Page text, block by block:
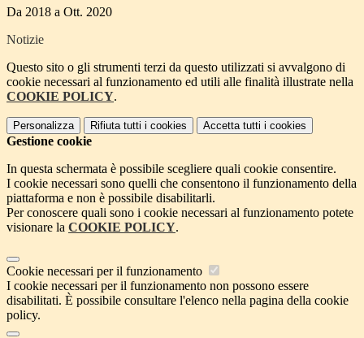
Da 2018 a Ott. 2020
Notizie
Questo sito o gli strumenti terzi da questo utilizzati si avvalgono di
cookie necessari al funzionamento ed utili alle finalità illustrate nella
COOKIE POLICY.
Personalizza Rifiuta tutti i cookies Accetta tutti i cookies
Gestione cookie
In questa schermata è possibile scegliere quali cookie consentire.
I cookie necessari sono quelli che consentono il funzionamento della
piattaforma e non è possibile disabilitarli.
Per conoscere quali sono i cookie necessari al funzionamento potete
visionare la COOKIE POLICY.
Cookie necessari per il funzionamento
I cookie necessari per il funzionamento non possono essere
disabilitati. È possibile consultare l'elenco nella pagina della cookie
policy.